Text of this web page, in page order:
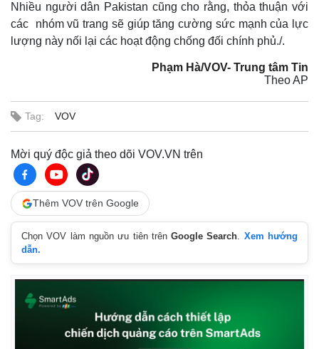
Cuộc sống đó đây
E-Magazine
Infographic
Nhiều người dân Pakistan cũng cho rằng, thỏa thuận với
các nhóm vũ trang sẽ giúp tăng cường sức mạnh của lực
lượng này nối lại các hoạt động chống đối chính phủ./.
Phạm Hà/VOV- Trung tâm Tin
Theo AP
Tag: VOV
Mời quý độc giả theo dõi VOV.VN trên
Thêm VOV trên Google
Chọn VOV làm nguồn ưu tiên trênGoogle Search. Xem hướng
dẫn.